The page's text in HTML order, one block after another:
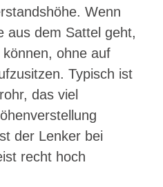
Wenn
aus dem Sattel geht,
ohne auf
Typisch ist
das viel
der Lenker bei
recht hoch